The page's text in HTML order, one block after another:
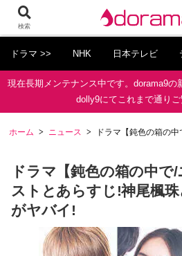
ドラマ >> NHK 日本テレビ
現在長期メンテナンス中です。dorama9の
dolly9にてこれまで通りご
ホーム ニュース ドラマ【鈍色の箱の
ドラマ【鈍色の箱の中で
ストとあらすじ!神尾楓
がヤバイ!
検索